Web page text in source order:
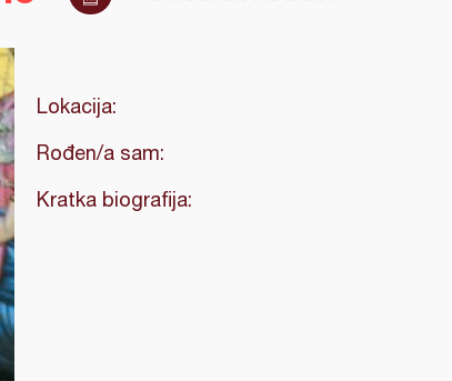
Lokacija:
Rođen/a sam:
Kratka biografija: